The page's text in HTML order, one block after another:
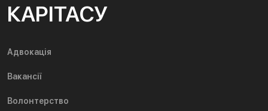
КАРІТАСУ
Адвокація
Вакансії
Волонтерство